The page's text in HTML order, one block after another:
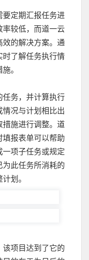
定期汇报任务进
较低，而道一云
的解决方案。通
了解任务执行情
。
务，并计算执行
况与计划相比出
施进行调整。道
报表单可以帮助
项子任务或规定
此任务所消耗的
划。
项目达到了它的